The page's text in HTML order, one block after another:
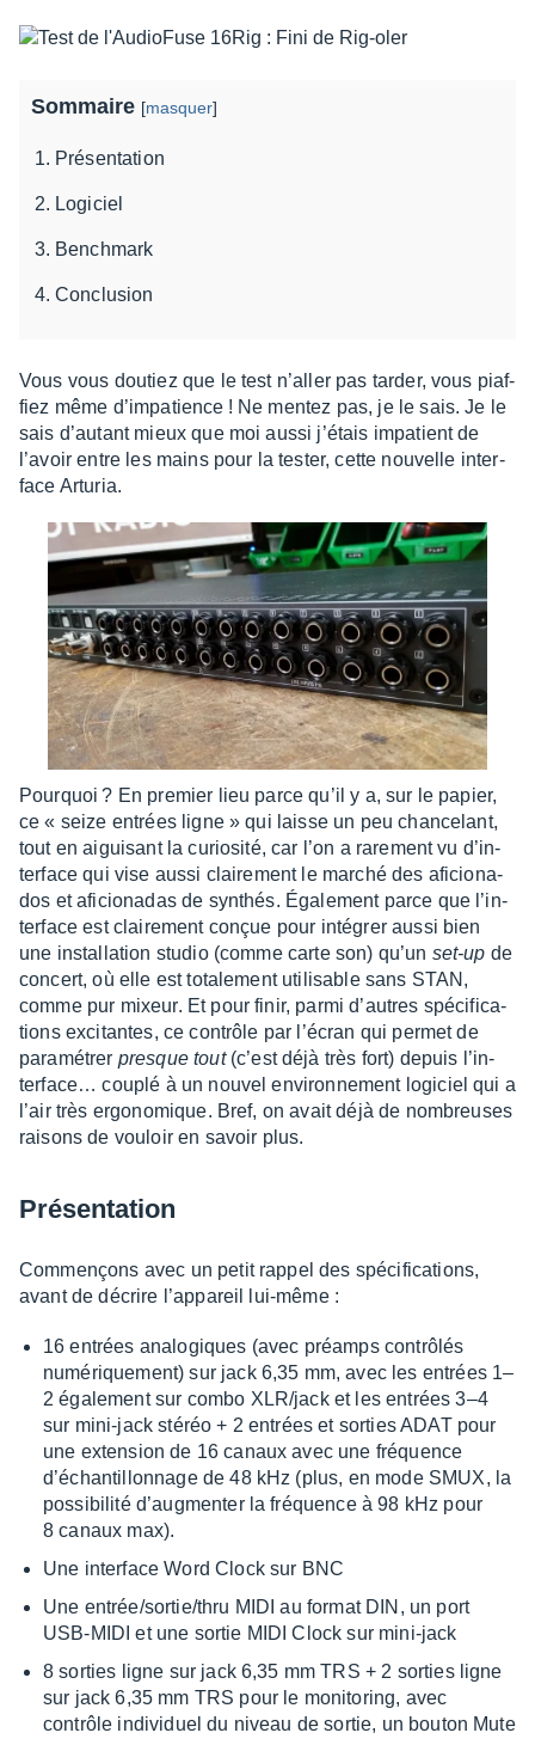
Sommaire [masquer]
Présentation
Logiciel
Benchmark
Conclusion
Vous vous doutiez que le test n’al­ler pas tarder, vous piaf­
fiez même d’im­pa­tience ! Ne mentez pas, je le sais. Je le
sais d’au­tant mieux que moi aussi j’étais impa­tient de
l’avoir entre les mains pour la tester, cette nouvelle inter­
face Artu­ria.
Pourquoi ? En premier lieu parce qu’il y a, sur le papier,
ce « seize entrées ligne » qui laisse un peu chan­ce­lant,
tout en aigui­sant la curio­sité, car l’on a rare­ment vu d’in­
ter­face qui vise aussi clai­re­ment le marché des aficio­na­
dos et aficio­na­das de synthés. Égale­ment parce que l’in­
ter­face est clai­re­ment conçue pour inté­grer aussi bien
une instal­la­tion studio (comme carte son) qu’un set-up de
concert, où elle est tota­le­ment utili­sable sans STAN,
comme pur mixeur. Et pour finir, parmi d’autres spéci­fi­ca­
tions exci­tantes, ce contrôle par l’écran qui permet de
para­mé­trer presque tout(c’est déjà très fort) depuis l’in­
ter­fa­ce… couplé à un nouvel envi­ron­ne­ment logi­ciel qui a
l’air très ergo­no­mique. Bref, on avait déjà de nombreuses
raisons de vouloir en savoir plus.
Présen­ta­tion
Commençons avec un petit rappel des spéci­fi­ca­tions,
avant de décrire l’ap­pa­reil lui-même :
16 entrées analo­giques (avec préamps contrô­lés
numé­rique­ment) sur jack 6,35 mm, avec les entrées 1–
2 égale­­ment sur combo XLR/jack et les entrées 3–4
sur mini-jack stéréo + 2 entrées et sorties ADAT pour
une exten­­sion de 16 canaux avec une fréquence
d’échan­­tillon­­nage de 48 kHz (plus, en mode SMUX, la
possi­bi­lité d’aug­men­ter la fréquence à 98 kHz pour
8 canaux max).
Une inter­­­face Word Clock sur BNC
Une entrée/sortie/thru MIDI au format DIN, un port
USB-MIDI et une sortie MIDI Clock sur mini-jack
8 sorties ligne sur jack 6,35 mm TRS + 2 sorties ligne
sur jack 6,35 mm TRS pour le moni­­to­­ring, avec
contrôle indi­­vi­­duel du niveau de sortie, un bouton Mute